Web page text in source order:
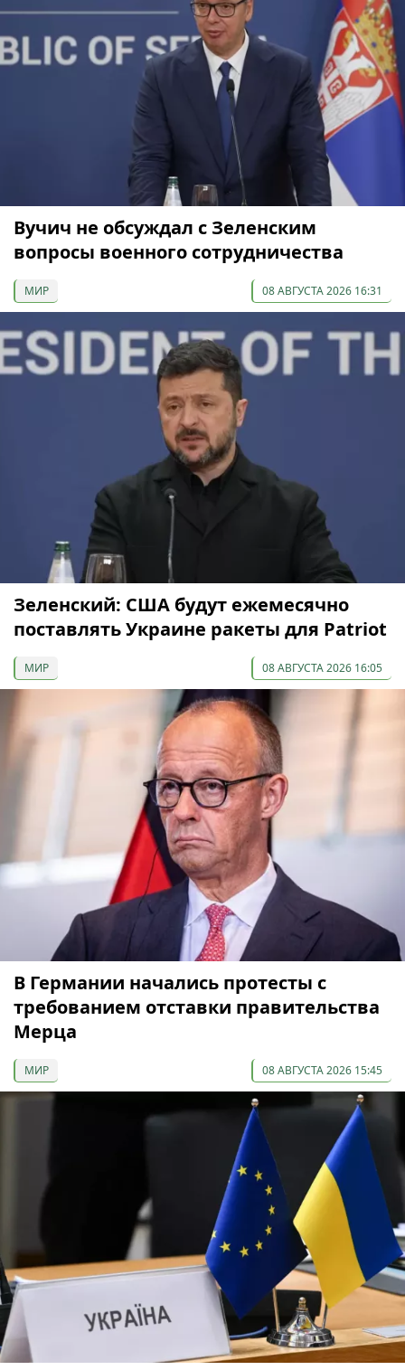
Вучич не обсуждал с Зеленским
вопросы военного сотрудничества
МИР 08 АВГУСТА 2026 16:31
Зеленский: США будут ежемесячно
поставлять Украине ракеты для Patriot
МИР 08 АВГУСТА 2026 16:05
В Германии начались протесты с
требованием отставки правительства
Мерца
МИР 08 АВГУСТА 2026 15:45